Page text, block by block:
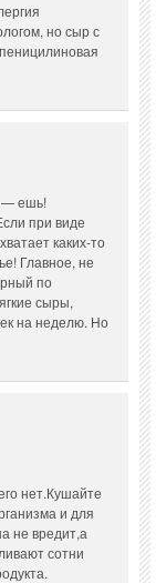
но сыр с
— ешь!
при виде
каких-то
Главное, не
по
сыры,
на неделю. Но
нет.Кушайте
и для
не вредит,а
сотни